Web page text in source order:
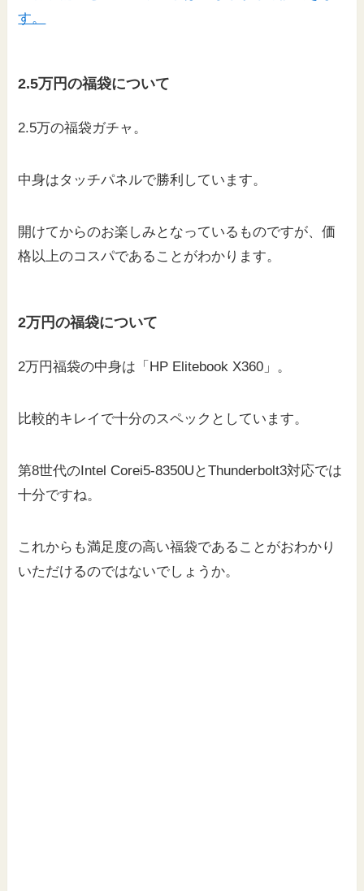
す。
2.5万円の福袋について
2.5万の福袋ガチャ。
中身はタッチパネルで勝利しています。
開けてからのお楽しみとなっているものですが、価
格以上のコスパであることがわかります。
2万円の福袋について
2万円福袋の中身は「HP Elitebook X360」。
比較的キレイで十分のスペックとしています。
第8世代のIntel Corei5-8350UとThunderbolt3対応では
十分ですね。
これからも満足度の高い福袋であることがおわかり
いただけるのではないでしょうか。